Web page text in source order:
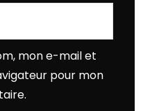
mon e-mail et
pour mon